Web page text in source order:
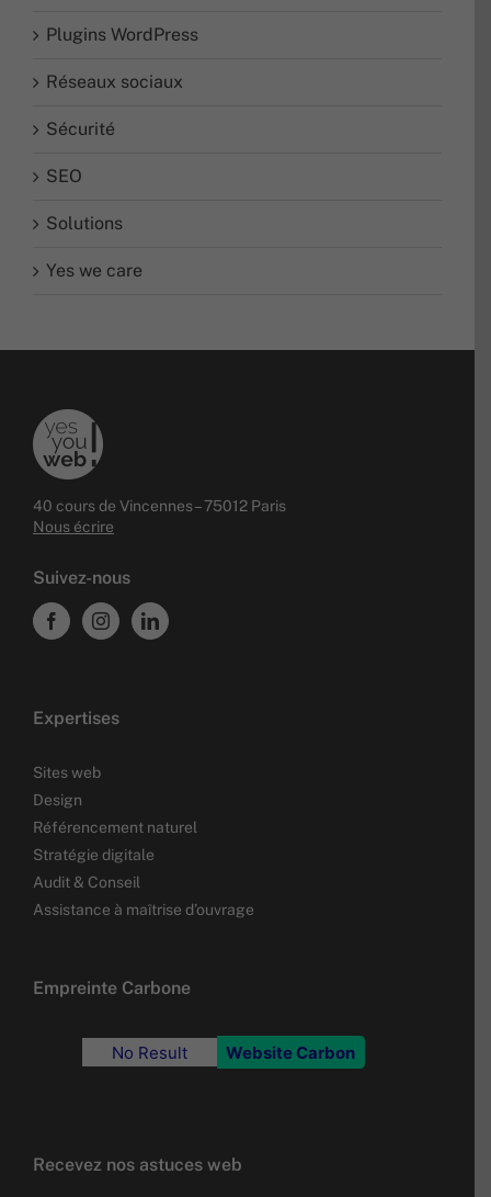
Plugins WordPress
Réseaux sociaux
Sécurité
SEO
Solutions
Yes we care
40 cours de Vincennes – 75012 Paris
Nous écrire
Suivez-nous
Expertises
Sites web
Design
Référencement naturel
Stratégie digitale
Audit & Conseil
Assistance à maîtrise d’ouvrage
Empreinte Carbone
No Result Website Carbon
Recevez nos astuces web